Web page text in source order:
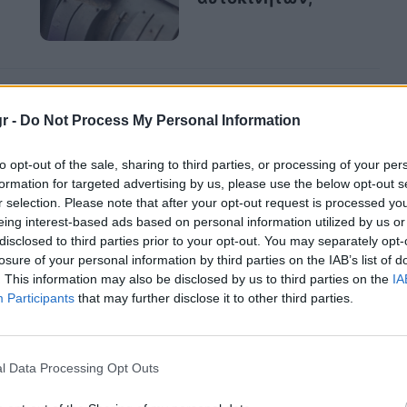
- Do Not Process My Personal Information
opt-out of the sale, sharing to third parties, or processing of your
for targeted advertising by us, please use the below opt-out
selection. Please note that after your opt-out request is processed
interest-based ads based on personal information utilized by us
to third parties prior to your opt-out. You may separately
of your personal information by third parties on the IAB’s list of
This information may also be disclosed by us to third parties on the
Participants that may further disclose it to other third parties.
Data Processing Opt Outs
ρουλέμαν είναι απαραίτητο για τη
κάτι που πρέπει ναπροσέχουμε, να
ή χαλασμένου ρουλεμάν είναι πως το
δεν λειτουργεί αποδοτικά και ίσως
Προφανώς, θα φάνει και στην οδήγηση,
είναι στο ρουλεμάν είναι οθόρυβος.